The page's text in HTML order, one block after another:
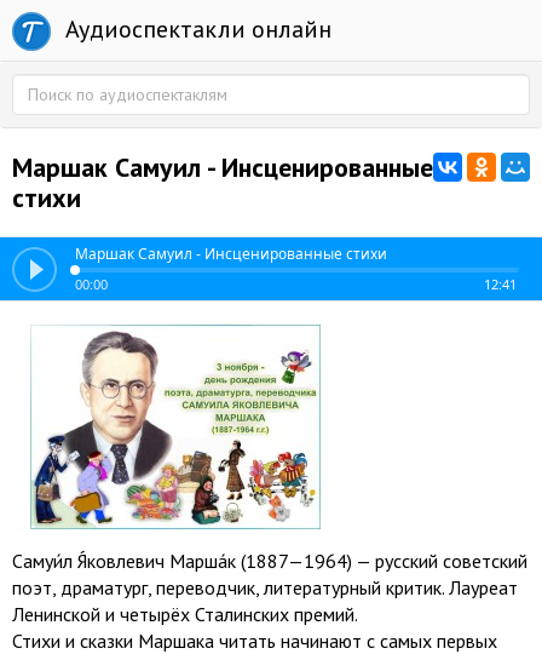
Аудиоспектакли онлайн
Маршак Самуил - Инсценированные
стихи
Маршак Самуил - Инсценированные стихи
00:00 12:41
Самуи́л Я́ковлевич Марша́к (1887—1964) — русский советский
поэт, драматург, переводчик, литературный критик. Лауреат
Ленинской и четырёх Сталинских премий.
Стихи и сказки Маршака читать начинают с самых первых